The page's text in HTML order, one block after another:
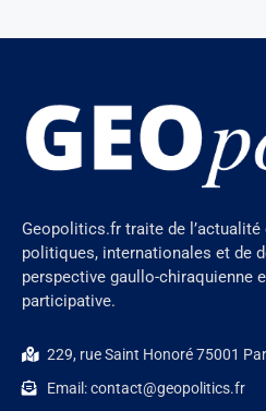
Geopolitics.fr traite de
politiques, internationales et de
perspective gaullo-chiraquienne
participative.
229, rue Saint Honoré 75001
Email: contact@geopolitics.fr